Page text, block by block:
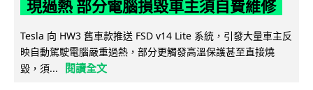
現過熱 部分電腦損毀車主須自費維修
Tesla 向 HW3 舊車款推送 FSD v14 Lite 系統，引發大量車主反
映自動駕駛電腦嚴重過熱，部分更觸發高溫保護甚至直接燒
毀，須...
閱讀全文